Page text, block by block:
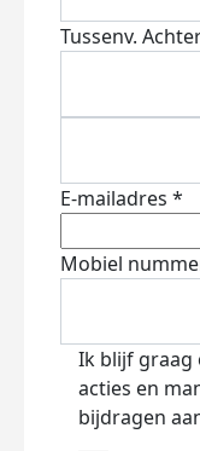
Tussenv.
E-mailadres *
Mobiel
Ik blijf graag
acties en
bijdragen